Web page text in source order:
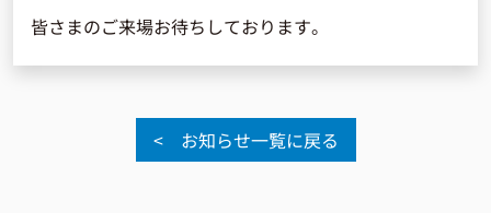
皆さまのご来場お待ちしております。
< お知らせ一覧に戻る